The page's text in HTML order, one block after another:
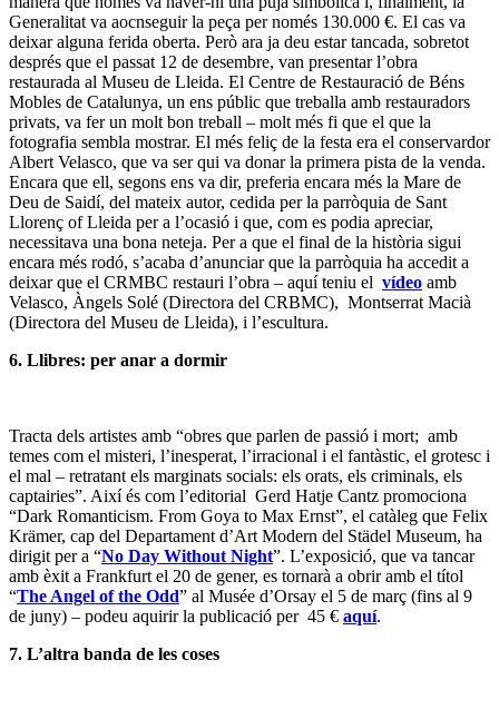
Generalitat va aocnseguir la peça per només 130.000 €. El cas va
deixar alguna ferida oberta. Però ara ja deu estar tancada, sobretot
després que el passat 12 de desembre, van presentar l’obra
restaurada al Museu de Lleida. El Centre de Restauració de Béns
Mobles de Catalunya, un ens públic que treballa amb restauradors
privats, va fer un molt bon treball – molt més fi que el que la
fotografia sembla mostrar. El més feliç de la festa era el conservardor
Albert Velasco, que va ser qui va donar la primera pista de la venda.
Encara que ell, segons ens va dir, preferia encara més la Mare de
Deu de Saidí, del mateix autor, cedida per la parròquia de Sant
Llorenç of Lleida per a l’ocasió i que, com es podia apreciar,
necessitava una bona neteja. Per a que el final de la història sigui
encara més rodó, s’acaba d’anunciar que la parròquia ha accedit a
deixar que el CRMBC restauri l’obra – aquí teniu el vídeo amb
Velasco, Àngels Solé (Directora del CRBMC), Montserrat Macià
(Directora del Museu de Lleida), i l’escultura.
6. Llibres: per anar a dormir
Tracta dels artistes amb “obres que parlen de passió i mort; amb
temes com el misteri, l’inesperat, l’irracional i el fantàstic, el grotesc i
el mal – retratant els marginats socials: els orats, els criminals, els
captairies”. Així és com l’editorial Gerd Hatje Cantz promociona
“Dark Romanticism. From Goya to Max Ernst”, el catàleg que Felix
Krämer, cap del Departament d’Art Modern del Städel Museum, ha
dirigit per a “No Day Without Night”. L’exposició, que va tancar
amb èxit a Frankfurt el 20 de gener, es tornarà a obrir amb el títol
“The Angel of the Odd” al Musée d’Orsay el 5 de març (fins al 9
de juny) – podeu aquirir la publicació per 45 € aquí.
7. L’altra banda de les coses